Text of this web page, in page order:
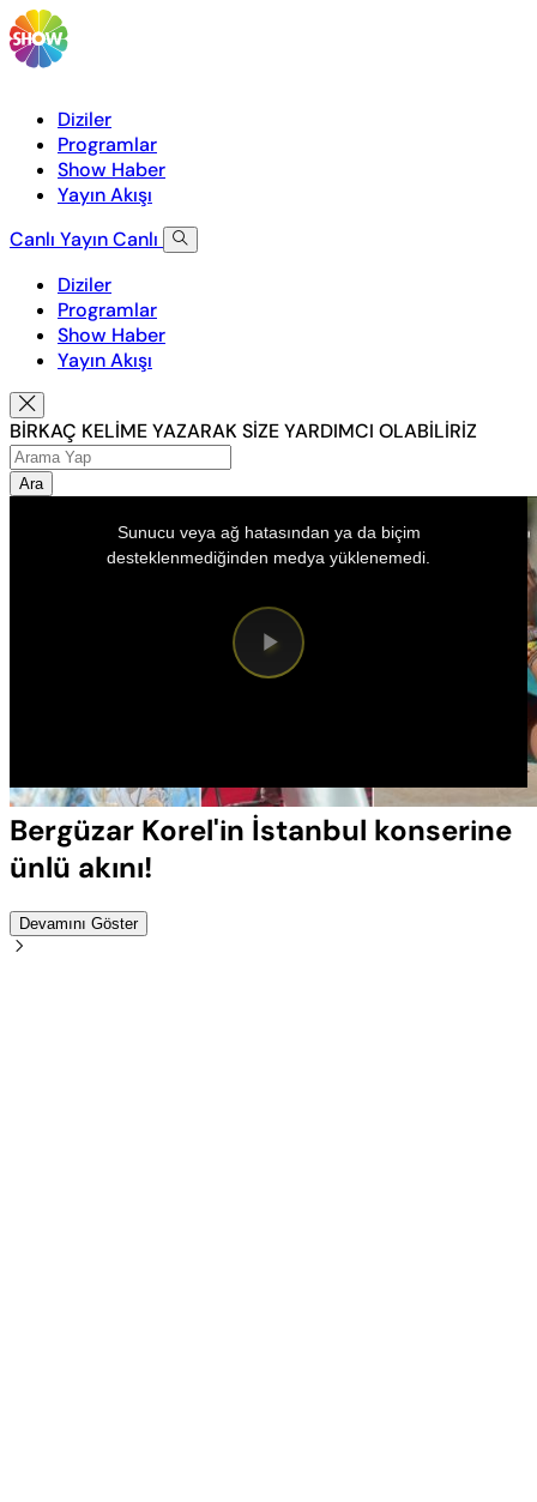
Diziler
Programlar
Show Haber
Yayın Akışı
Canlı YayınCanlı
Diziler
Programlar
Show Haber
Yayın Akışı
BİRKAÇ KELİME YAZARAK SİZE YARDIMCI OLABİLİRİZ
Ara
Videoyu
Sunucu veya ağ hatasından ya da biçim
desteklenmediğinden medya yüklenemedi.
Bergüzar Korel'in İstanbul konserine
ünlü akını!
Devamını Göster